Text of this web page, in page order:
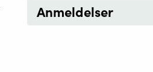
Anmeldelser